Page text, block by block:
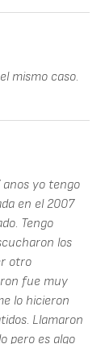
mismo caso.
anos yo tengo
en el 2007
Tengo
los
otro
fue muy
lo hicieron
Llamaron
pero es algo